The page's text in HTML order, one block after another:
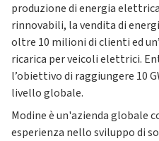
produzione di energia
rinnovabili, la vendita di
oltre 10 milioni di clienti ed
ricarica per veicoli elettrici.
l’obiettivo di raggiungere 10
livello globale.
Modine è un'azienda globale
esperienza nello sviluppo di